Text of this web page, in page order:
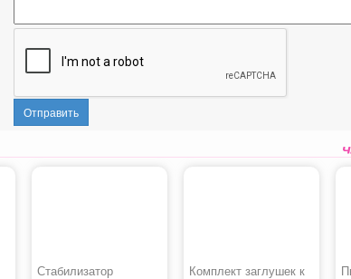
Отправить
Стабилизатор Комплект заглушек к